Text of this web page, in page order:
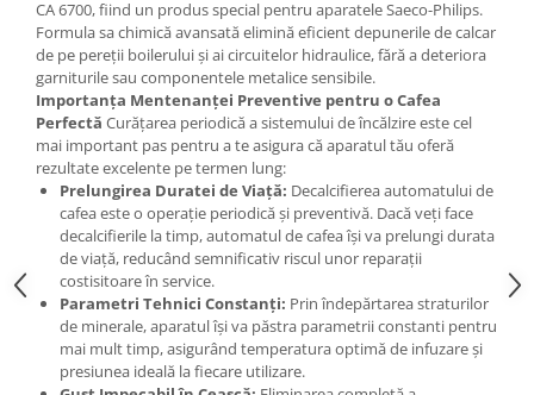
CA 6700, fiind un produs special pentru aparatele Saeco-Philips.
Formula sa chimică avansată elimină eficient depunerile de calcar
de pe pereții boilerului și ai circuitelor hidraulice, fără a deteriora
garniturile sau componentele metalice sensibile.
Importanța Mentenanței Preventive pentru o Cafea
Perfectă Curățarea periodică a sistemului de încălzire este cel
mai important pas pentru a te asigura că aparatul tău oferă
rezultate excelente pe termen lung:
Prelungirea Duratei de Viață: Decalcifierea automatului de
cafea este o operație periodică și preventivă. Dacă veți face
decalcifierile la timp, automatul de cafea își va prelungi durata
de viață, reducând semnificativ riscul unor reparații
costisitoare în service.
Parametri Tehnici Constanți: Prin îndepărtarea straturilor
de minerale, aparatul își va păstra parametrii constanti pentru
mai mult timp, asigurând temperatura optimă de infuzare și
presiunea ideală la fiecare utilizare.